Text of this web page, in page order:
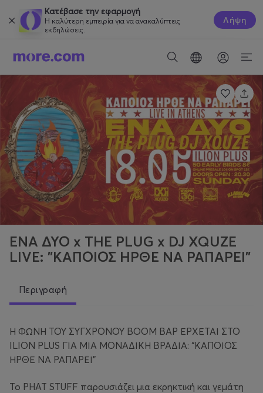
Κατέβασε την εφαρμογή
Η καλύτερη εμπειρία για να ανακαλύπτεις
εκδηλώσεις.
Λήψη
ENA ΔΥΟ x THE PLUG x DJ XQUZE
LIVE: "ΚΑΠΟΙΟΣ ΗΡΘΕ ΝΑ ΡΑΠΑΡΕΙ"
Περιγραφή
Η ΦΩΝΗ ΤΟΥ ΣΥΓΧΡΟΝΟΥ BOOM BAP ΕΡΧΕΤΑΙ ΣΤΟ
ILION PLUS ΓΙΑ ΜΙΑ ΜΟΝΑΔΙΚΗ ΒΡΑΔΙΑ: “ΚΑΠΟΙΟΣ
ΗΡΘΕ ΝΑ ΡΑΠΑΡΕΙ”
Το PHAT STUFF παρουσιάζει μια εκρηκτική και γεμάτη